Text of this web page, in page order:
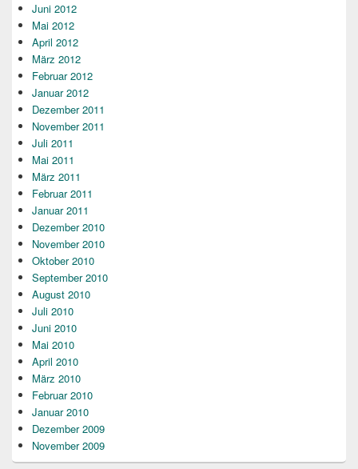
Juni 2012
Mai 2012
April 2012
März 2012
Februar 2012
Januar 2012
Dezember 2011
November 2011
Juli 2011
Mai 2011
März 2011
Februar 2011
Januar 2011
Dezember 2010
November 2010
Oktober 2010
September 2010
August 2010
Juli 2010
Juni 2010
Mai 2010
April 2010
März 2010
Februar 2010
Januar 2010
Dezember 2009
November 2009